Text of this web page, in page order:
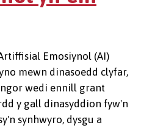
Emosiynol (AI)
mewn dinasoedd clyfar,
wedi ennill grant
y gall dinasyddion fyw'n
synhwyro, dysgu a